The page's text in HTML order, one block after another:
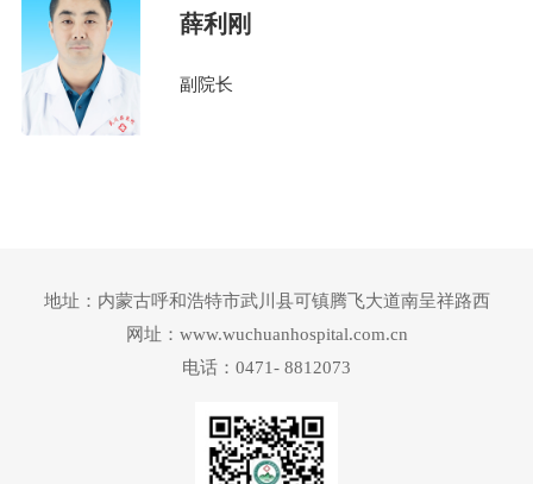
薛利刚
副院长
地址：内蒙古呼和浩特市武川县可镇腾飞大道南呈祥路西
网址：www.wuchuanhospital.com.cn
电话：0471- 8812073